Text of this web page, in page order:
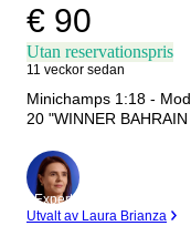
€ 90
Utan reservationspris
11 veckor sedan
Minichamps 1:18 -
Expert
Utvalt av Laura Brianza